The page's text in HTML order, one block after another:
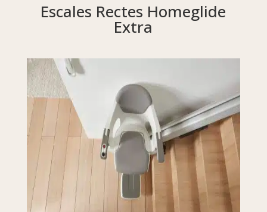
Escales Rectes Homeglide
Extra